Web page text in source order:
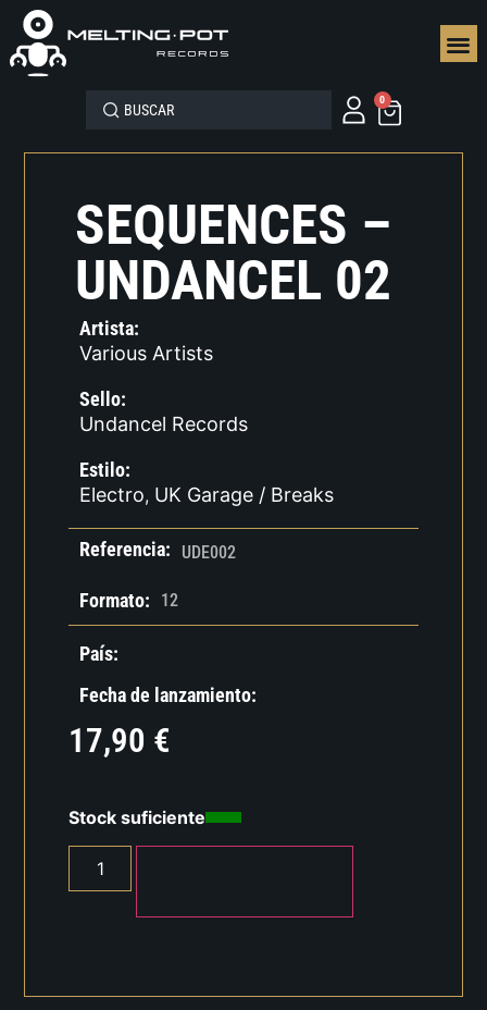
0
SEQUENCES –
UNDANCEL 02
Artista:
Various Artists
Sello:
Undancel Records
Estilo:
Electro, UK Garage / Breaks
Referencia: UDE002
Formato: 12
País:
Fecha de lanzamiento:
17,90 €
Stock suficiente